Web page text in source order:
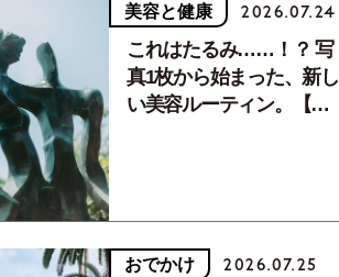
美容と健康 2026.07.24
これはたるみ……！？ 写
真1枚から始まった、新し
い美容ルーティン。【中
おでかけ 2026.07.25